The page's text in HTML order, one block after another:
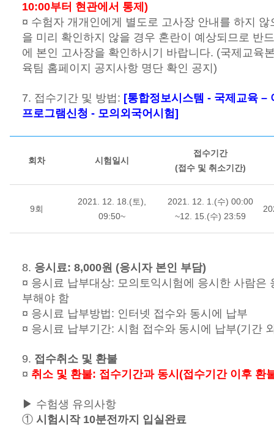
10:00부터 현관에서 통제)
¤ 수험자 개개인에게 별도로 고사장 안내를 하지 않
을 미리 확인하지 않을 경우 혼란이 예상되므로 반
에 본인 고사장을 확인하시기 바랍니다. (국제교육
육팀 홈페이지 공지사항 명단 확인 공지)
7. 접수기간 및 방법: [통합정보시스템 - 국제교육 –
프로그램신청 - 모의외국어시험]
회차 시험일시
접수기간
(접수 및 취소기간)
9회
2021. 12. 18.(토),
09:50~
2021. 12. 1.(수) 00:00
~12. 15.(수) 23:59
8. 응시료: 8,000원 (응시자 본인 부담)
¤ 응시료 납부대상: 모의토익시험에 응시한 사람은
부해야 함
¤ 응시료 납부방법: 인터넷 접수와 동시에 납부
¤ 응시료 납부기간: 시험 접수와 동시에 납부(기간
9. 접수취소 및 환불
¤ 취소 및 환불: 접수기간과 동시(접수기간 이후 환
▶ 수험생 유의사항
①시험시작 10분전까지 입실완료